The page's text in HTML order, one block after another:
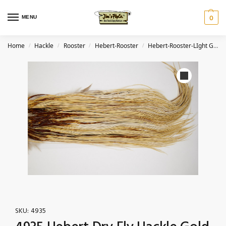
MENU 0
Home / Hackle / Rooster / Hebert-Rooster / Hebert-Rooster-LIght Ginger Dun
SKU: 4935